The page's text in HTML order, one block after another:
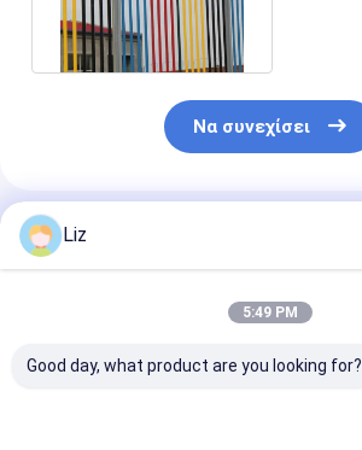
Να συνεχίσει
Συνιστώμενα Προϊόντα
Liz
5:49 PM
Good day, what product are you looking for?